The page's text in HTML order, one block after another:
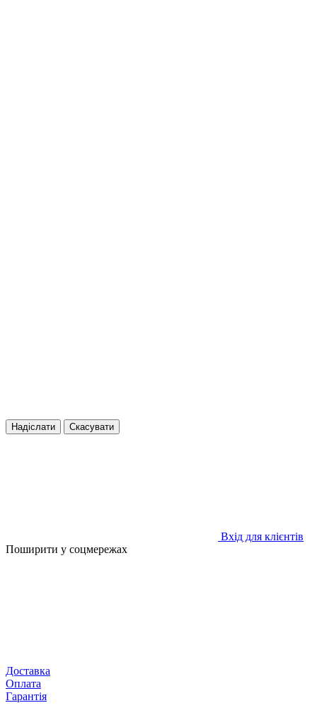
Надіслати Скасувати
Вхід для клієнтів
Поширити у соцмережах
Доставка
Оплата
Гарантія